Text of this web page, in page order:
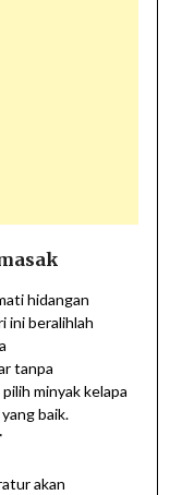
hidangan
ini beralihlah
tanpa
minyak kelapa
baik.
akan